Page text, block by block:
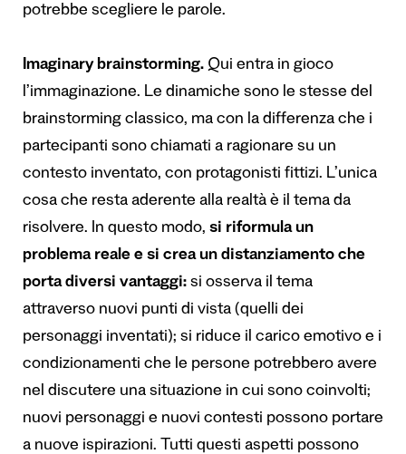
potrebbe scegliere le parole.
Imaginary brainstorming. Qui entra in gioco
l’immaginazione. Le dinamiche sono le stesse del
brainstorming classico, ma con la differenza che i
partecipanti sono chiamati a ragionare su un
contesto inventato, con protagonisti fittizi. L’unica
cosa che resta aderente alla realtà è il tema da
risolvere. In questo modo, si riformula un
problema reale e si crea un distanziamento che
porta diversi vantaggi: si osserva il tema
attraverso nuovi punti di vista (quelli dei
personaggi inventati); si riduce il carico emotivo e i
condizionamenti che le persone potrebbero avere
nel discutere una situazione in cui sono coinvolti;
nuovi personaggi e nuovi contesti possono portare
a nuove ispirazioni. Tutti questi aspetti possono